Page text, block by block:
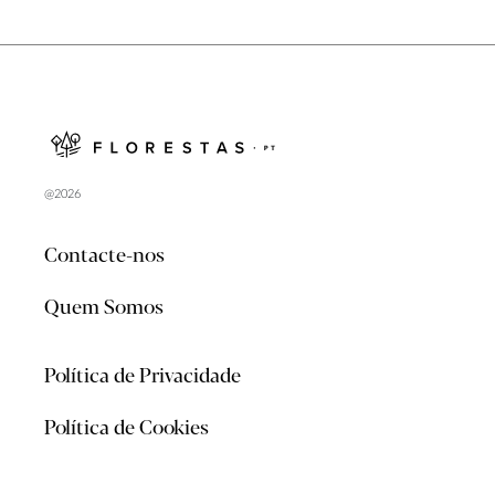
@2026
Contacte-nos
Quem Somos
Política de Privacidade
Política de Cookies